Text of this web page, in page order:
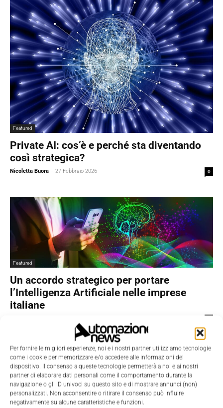
Per fornire le migliori esperienze, noi e i nostri partner utilizziamo tecnologie
come i cookie per memorizzare e/o accedere alle informazioni del
dispositivo. Il consenso a queste tecnologie permetterà a noi e ai nostri
partner di elaborare dati personali come il comportamento durante la
navigazione o gli ID univoci su questo sito e di mostrare annunci (non)
personalizzati. Non acconsentire o ritirare il consenso può influire
negativamente su alcune caratteristiche e funzioni.
Featured
Private AI: cos’è e perché sta diventando
così strategica?
Nicoletta Buora - 27 Febbraio 2026 0
Featured
Un accordo strategico per portare
l’Intelligenza Artificiale nelle imprese
italiane